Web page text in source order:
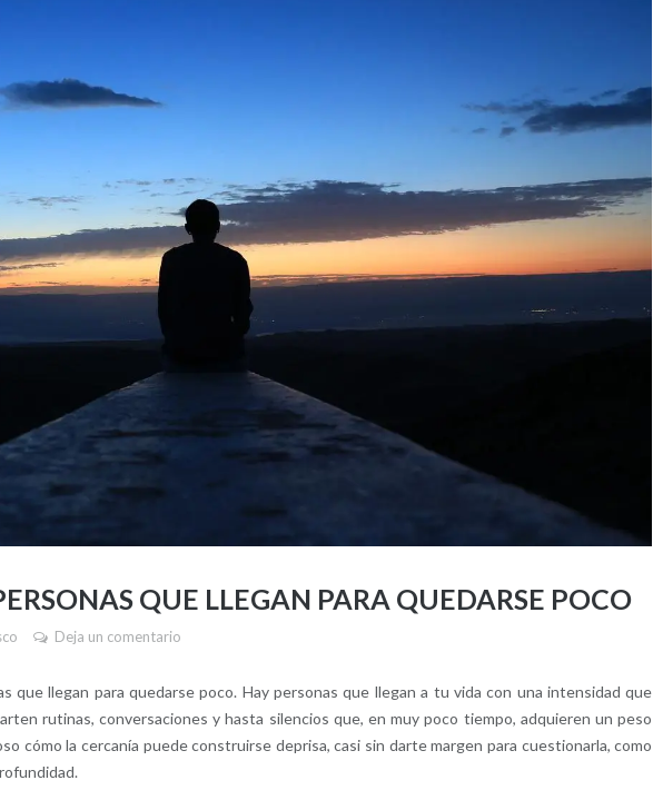
QUE LLEGAN PARA QUEDARSE POCO
Deja un comentario
que llegan para quedarse poco. Hay personas que llegan a tu vida con una intensidad que
rutinas, conversaciones y hasta silencios que, en muy poco tiempo, adquieren un peso
cómo la cercanía puede construirse deprisa, casi sin darte margen para cuestionarla, como